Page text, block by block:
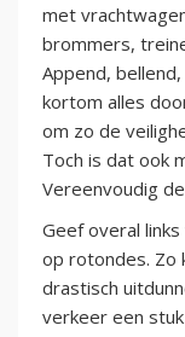
met
brommers,
Append,
kortom alles
om zo de
Toch is dat ook
Vereenvoudig
Geef overal
op rotondes. Zo
drastisch
verkeer een